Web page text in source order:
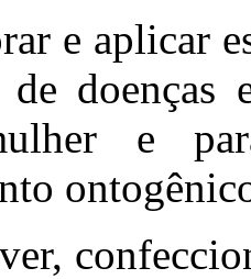
e aplicar
de
e